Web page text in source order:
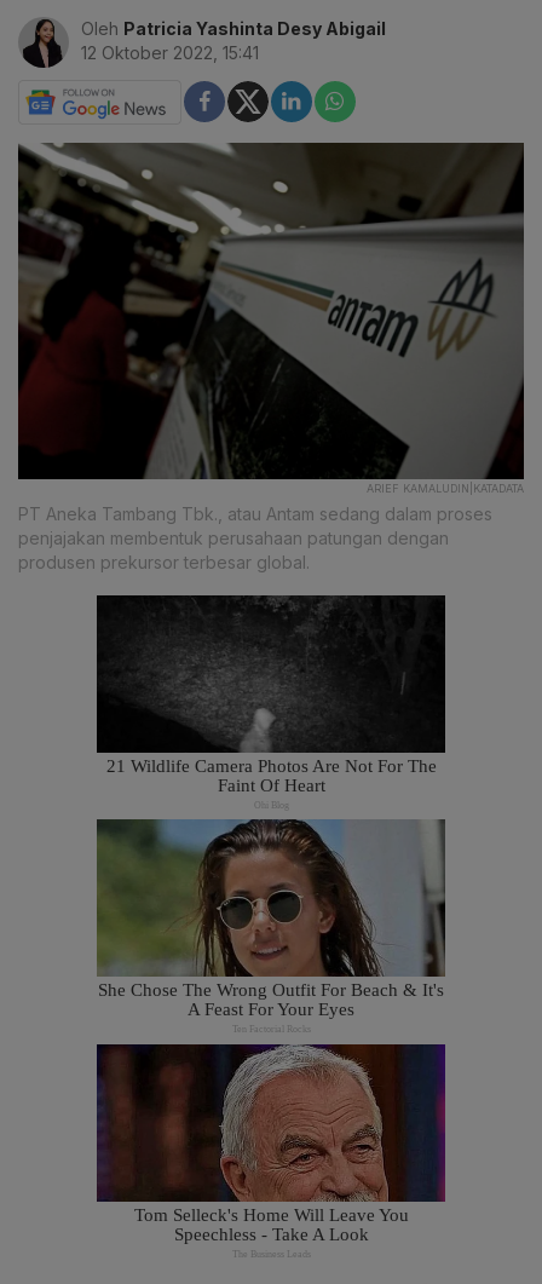
Oleh Patricia Yashinta Desy Abigail
12 Oktober 2022, 15:41
ARIEF KAMALUDIN|KATADATA
PT Aneka Tambang Tbk., atau Antam sedang dalam proses
penjajakan membentuk perusahaan patungan dengan
produsen prekursor terbesar global.